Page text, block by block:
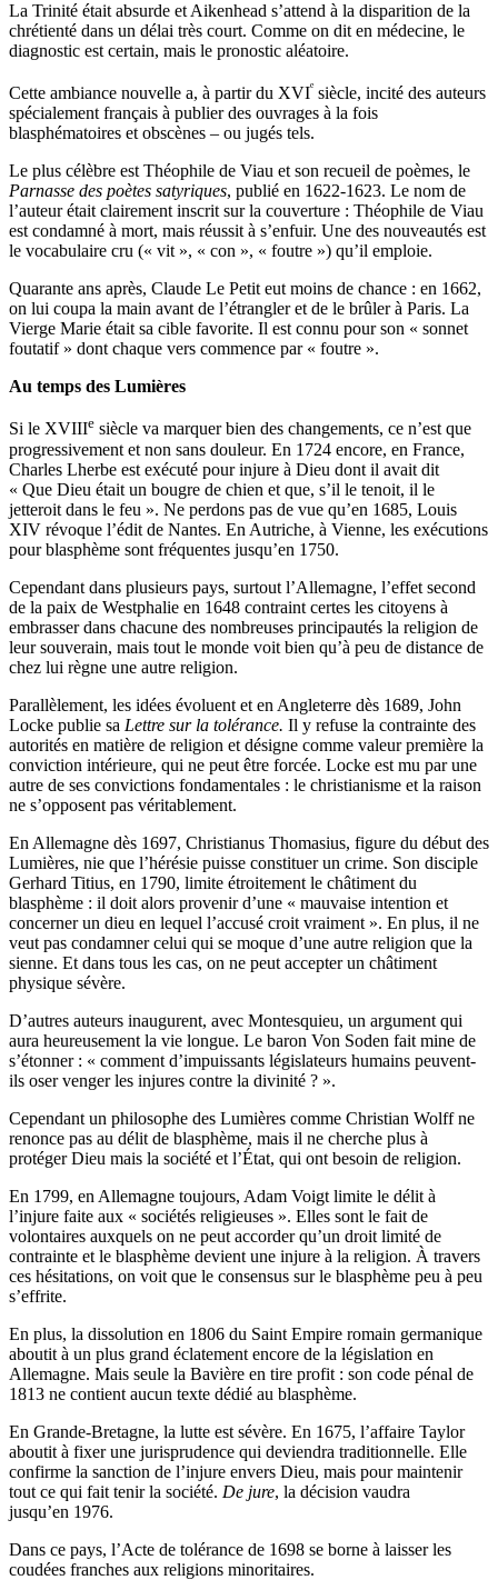
La Trinité était absurde et Aikenhead s’attend à la disparition de la
chrétienté dans un délai très court. Comme on dit en médecine, le
diagnostic est certain, mais le pronostic aléatoire.
Cette ambiance nouvelle a, à partir du XVIᵉ siècle, incité des auteurs
spécialement français à publier des ouvrages à la fois
blasphématoires et obscènes – ou jugés tels.
Le plus célèbre est Théophile de Viau et son recueil de poèmes, le
Parnasse des poètes satyriques, publié en 1622-1623. Le nom de
l’auteur était clairement inscrit sur la couverture : Théophile de Viau
est condamné à mort, mais réussit à s’enfuir. Une des nouveautés est
le vocabulaire cru (« vit », « con », « foutre ») qu’il emploie.
Quarante ans après, Claude Le Petit eut moins de chance : en 1662,
on lui coupa la main avant de l’étrangler et de le brûler à Paris. La
Vierge Marie était sa cible favorite. Il est connu pour son « sonnet
foutatif » dont chaque vers commence par « foutre ».
Au temps des Lumières
Si le XVIIIe siècle va marquer bien des changements, ce n’est que
progressivement et non sans douleur. En 1724 encore, en France,
Charles Lherbe est exécuté pour injure à Dieu dont il avait dit
« Que Dieu était un bougre de chien et que, s’il le tenoit, il le
jetteroit dans le feu ». Ne perdons pas de vue qu’en 1685, Louis
XIV révoque l’édit de Nantes. En Autriche, à Vienne, les exécutions
pour blasphème sont fréquentes jusqu’en 1750.
Cependant dans plusieurs pays, surtout l’Allemagne, l’effet second
de la paix de Westphalie en 1648 contraint certes les citoyens à
embrasser dans chacune des nombreuses principautés la religion de
leur souverain, mais tout le monde voit bien qu’à peu de distance de
chez lui règne une autre religion.
Parallèlement, les idées évoluent et en Angleterre dès 1689, John
Locke publie sa Lettre sur la tolérance. Il y refuse la contrainte des
autorités en matière de religion et désigne comme valeur première la
conviction intérieure, qui ne peut être forcée. Locke est mu par une
autre de ses convictions fondamentales : le christianisme et la raison
ne s’opposent pas véritablement.
En Allemagne dès 1697, Christianus Thomasius, figure du début des
Lumières, nie que l’hérésie puisse constituer un crime. Son disciple
Gerhard Titius, en 1790, limite étroitement le châtiment du
blasphème : il doit alors provenir d’une « mauvaise intention et
concerner un dieu en lequel l’accusé croit vraiment ». En plus, il ne
veut pas condamner celui qui se moque d’une autre religion que la
sienne. Et dans tous les cas, on ne peut accepter un châtiment
physique sévère.
D’autres auteurs inaugurent, avec Montesquieu, un argument qui
aura heureusement la vie longue. Le baron Von Soden fait mine de
s’étonner : « comment d’impuissants législateurs humains peuvent-
ils oser venger les injures contre la divinité ? ».
Cependant un philosophe des Lumières comme Christian Wolff ne
renonce pas au délit de blasphème, mais il ne cherche plus à
protéger Dieu mais la société et l’État, qui ont besoin de religion.
En 1799, en Allemagne toujours, Adam Voigt limite le délit à
l’injure faite aux « sociétés religieuses ». Elles sont le fait de
volontaires auxquels on ne peut accorder qu’un droit limité de
contrainte et le blasphème devient une injure à la religion. À travers
ces hésitations, on voit que le consensus sur le blasphème peu à peu
s’effrite.
En plus, la dissolution en 1806 du Saint Empire romain germanique
aboutit à un plus grand éclatement encore de la législation en
Allemagne. Mais seule la Bavière en tire profit : son code pénal de
1813 ne contient aucun texte dédié au blasphème.
En Grande-Bretagne, la lutte est sévère. En 1675, l’affaire Taylor
aboutit à fixer une jurisprudence qui deviendra traditionnelle. Elle
confirme la sanction de l’injure envers Dieu, mais pour maintenir
tout ce qui fait tenir la société. De jure, la décision vaudra
jusqu’en 1976.
Dans ce pays, l’Acte de tolérance de 1698 se borne à laisser les
coudées franches aux religions minoritaires.